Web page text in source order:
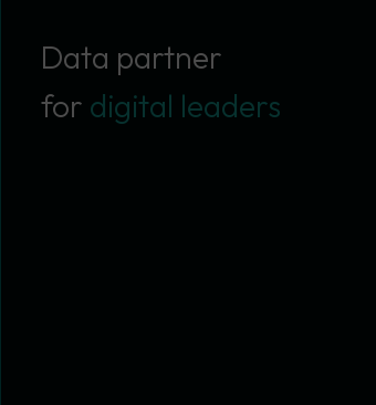
Data partner
for digital leaders